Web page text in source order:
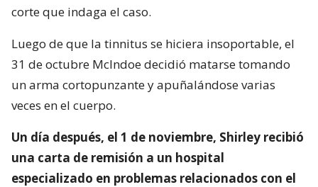
corte que indaga el caso.
Luego de que la tinnitus se hiciera insoportable, el
31 de octubre McIndoe decidió matarse tomando
un arma cortopunzante y apuñalándose varias
veces en el cuerpo.
Un día después, el 1 de noviembre, Shirley recibió
una carta de remisión a un hospital
especializado en problemas relacionados con el